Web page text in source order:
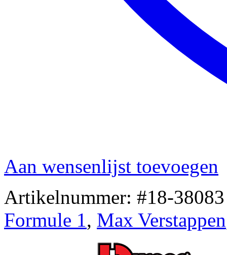
Aan wensenlijst toevoegen
Artikelnummer: #18-
Formule 1, Max Verstappen